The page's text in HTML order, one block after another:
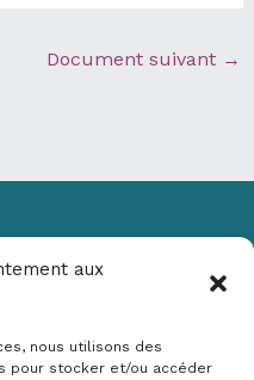
aux
nous utilisons des
pour stocker et/ou accéder
Document suivant →